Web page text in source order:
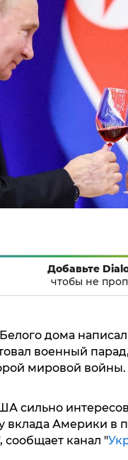
Добавьте
чтобы не
дома
военный
мировой войны.
сильно
вклада Америки в
сообщает канал "